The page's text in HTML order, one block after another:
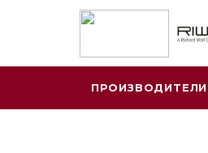
ПРОИЗВОДИТЕЛИ